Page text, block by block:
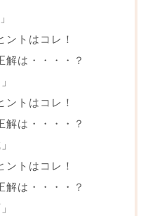
ントはコレ！
解は・・・・？
ントはコレ！
解は・・・・？
ントはコレ！
解は・・・・？